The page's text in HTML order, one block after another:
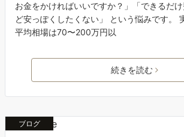
お金をかければいいですか？」「できるだ
ど安っぽくしたくない」 という悩みです。
平均相場は70〜200万円以
続きを読む
ブログ